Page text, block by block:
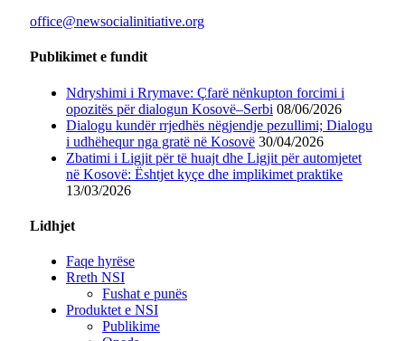
office@newsocialinitiative.org
Publikimet e fundit
Ndryshimi i Rrymave: Çfarë nënkupton forcimi i
opozitës për dialogun Kosovë–Serbi 08/06/2026
Dialogu kundër rrjedhës nëgjendje pezullimi; Dialogu
i udhëhequr nga gratë në Kosovë 30/04/2026
Zbatimi i Ligjit për të huajt dhe Ligjit për automjetet
në Kosovë: Ështjet kyçe dhe implikimet praktike
13/03/2026
Lidhjet
Faqe hyrëse
Rreth NSI
Fushat e punës
Produktet e NSI
Publikime